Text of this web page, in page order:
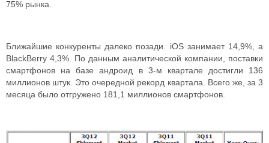
75% рынка.
Ближайшие конкуренты далеко позади. iOS занимает 14,9%, а
BlackBerry 4,3%. По данным аналитической компании, поставки
смартфонов на базе андроид в 3-м квартале достигли 136
миллионов штук. Это очередной рекорд квартала. Всего же, за 3
месяца было отгружено 181,1 миллионов смартфонов.